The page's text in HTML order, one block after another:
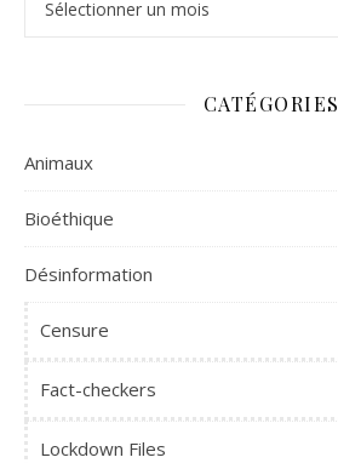
CATÉGORIES
Animaux
Bioéthique
Désinformation
Censure
Fact-checkers
Lockdown Files